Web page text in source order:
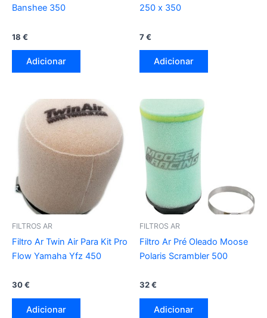
Banshee 350
18 €
Adicionar
250 x 350
7€
Adicionar
FILTROS AR
Filtro Ar Twin Air Para Kit Pro
Flow Yamaha Yfz 450
30€
Adicionar
FILTROS AR
Filtro Ar Pré Oleado Moose
Polaris Scrambler 500
32€
Adicionar